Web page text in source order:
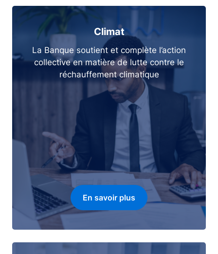
Climat
La Banque soutient et complète l’action
collective en matière de lutte contre le
réchauffement climatique
En savoir plus